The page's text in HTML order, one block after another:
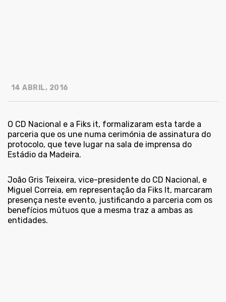
14 ABRIL, 2016
O CD Nacional e a Fiks it, formalizaram esta tarde a
parceria que os une numa cerimónia de assinatura do
protocolo, que teve lugar na sala de imprensa do
Estádio da Madeira.
João Gris Teixeira, vice-presidente do CD Nacional, e
Miguel Correia, em representação da Fiks It, marcaram
presença neste evento, justificando a parceria com os
benefícios mútuos que a mesma traz a ambas as
entidades.